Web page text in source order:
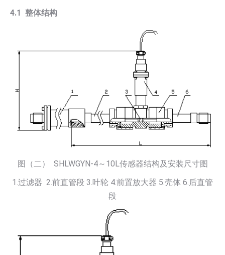
4.1 整体结构
图（二） SHLWGYN-4～10L传感器结构及安装尺寸图
1.过滤器 2.前直管段 3.叶轮 4.前置放大器 5.壳体 6.后直管
段